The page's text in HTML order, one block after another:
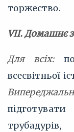
торжество.
VІІ. Домашнє
Для всіх:
всесвітньої